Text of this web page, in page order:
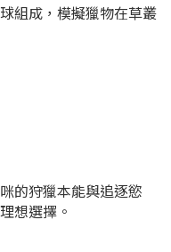
組成，模擬獵物在草叢
的狩獵本能與追逐慾
想選擇。